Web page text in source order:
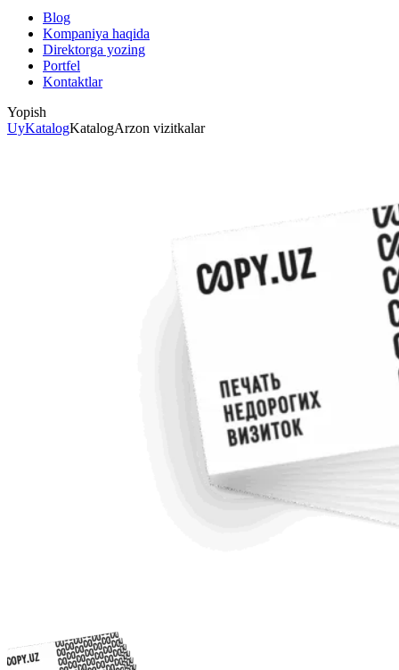
Blog
Kompaniya haqida
Direktorga yozing
Portfel
Kontaktlar
Yopish
UyKatalogKatalogArzon vizitkalar